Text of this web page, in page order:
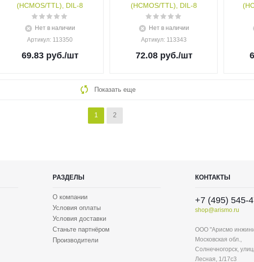
(HCMOS/TTL), DIL-8
Нет в наличии
Артикул: 113350
69.83руб./шт
(HCMOS/TTL), DIL-8
Нет в наличии
Артикул: 113343
72.08руб./шт
Показать еще
1 2
РАЗДЕЛЫ
О компании
Условия оплаты
Условия доставки
Станьте партнёром
Производители
КОНТАКТЫ
+7 (495) 545-
shop@arismo.ru
ООО "Арисмо
Московская обл.,
Солнечногорск,
Лесная, 1/17с3